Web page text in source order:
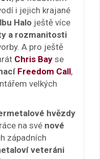
i jejich krajané
Halo ještě více
a rozmanitosti
A pro ještě
Chris Bay se
Freedom Call,
velkých
hvězdy
na své nové
západních
veteráni